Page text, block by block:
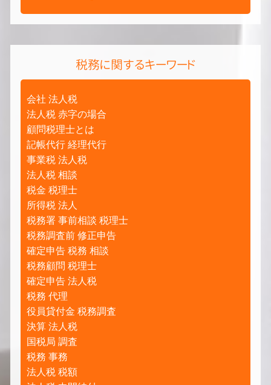
税務に関するキーワード
会社 法人税
法人税 赤字の場合
顧問税理士とは
記帳代行 経理代行
事業税 法人税
法人税 相談
税金 税理士
所得税 法人
税務署 事前相談 税理士
税務調査前 修正申告
確定申告 税務 相談
税務顧問 税理士
確定申告 法人税
税務 代理
役員貸付金 税務調査
決算 法人税
国税局 調査
税務 事務
法人税 税額